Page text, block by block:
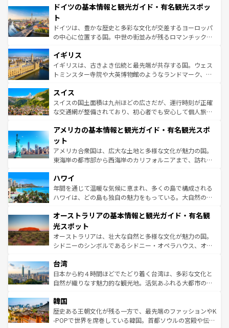
せる。地方によって風土や気候が異なるスペインはその個
ンテンツ一覧 を参照してほしい。
で、幅広い魅力が詰まっている。華麗な宮殿、歴史的な大
聖堂、美しいビーチ、そして豊かな自然が、訪れる者を心
から魅了する。また、フランスは美食の国としても知ら
れ、フランス料理はユネスコ無形文化遺産にも登録されて
香り高いラベンダー畑など、多彩な楽しみ方が可能だ。さ
らに、パリ以外の地域にも魅力が溢れており、どの街角に
も豊かな歴史と文化が息づいている。パリ以外の個性あふ
を参照してほしい。
ドイツの基本情報と観光ガイド・有名観光スポッ
ト
ドイツは、豊かな歴史と多彩な文化が交差するヨーロッパ
の中心に位置する国。中世の街並みが残るロマンチック街
顔を持つこの国は、どこを歩いても飽きることがない。ベ
ルリンの文化的活気、バイエルン州のアルプスの絶景、そ
してライン川沿いのワイン畑といった風景は必見。ビール
は、お酒好きな人にはぜひ体験してほしい。 なお、新着の
ドイツ情報はコンテンツ一覧を参照してほしい。
イギリス
イギリスは、古きよき伝統と最先端が共存する国。ウェス
トミンスター寺院や大英博物館のようなランドマーク、歴
リアごとに異なる魅力がある。また、優雅なアフタヌーン
ティー、ビール好きにはたまらない英国パブ、サッカー観
戦など、本場だからこそできる体験も豊富。イギリスを旅
ンツ一覧を参照してほしい。
スイス
スイスの国土面積は九州ほどの広さだが、運行時刻が正確
な交通網が整備されており、初心者でも安心して個人旅行
の建物がそのまま残る町や、スイスならではのユニークな
博物館もあり、アルプス観光だけでなく町歩きも満喫する
ことができる。国民の所得が高いため物価も高いが、旅行
者向けの交通パス提供のサービスもあり、うまく活用すれ
着のスイス情報は
アメリカの基本情報と観光ガイド・有名観光スポ
ット
アメリカ合衆国は、広大な土地と多様な文化が魅力の国。
東海岸の都市部から西海岸のカリフォルニアまで、訪れる
のような巨大都市は、観光、ショッピング、エンターテイ
ンメントが詰まった刺激的なスポットだ。一方、アメリカ
西部には大自然が広がり、グランドキャニオンやイエロー
部のニューオーリンズでは、音楽と美食が融合した独特の
文化が魅力。旅行者はアメリカの各地域で異なる魅力を楽
しみながら、その多様性と豊かな歴史を感じることができ
るだろう。車でのロードトリップや列車の旅も、アメリカ
情報は
ハワイ
年間を通じて温暖な気候に恵まれ、多くの島で構成される
ハワイは、どの島も独自の魅力をもっている。大自然の神
ワイ島は見逃せない。また、定番の観光地といえばオアフ
島だが、静かな自然を求めるならマウイ島やカウアイ島が
おすすめ。エメラルドグリーンに輝く海をはじめ、豊かな
文化や歴史が息づいている。「アロハスピリット」と呼ば
人々、おいしいローカルフードやハワイアンミュージッ
ク、伝統的なフラダンスなど、すべてがハワイの魅力を彩
っている。訪れるたびに新しい発見と感動が待っているハ
はコンテンツ一覧
オーストラリアの基本情報と観光ガイド・有名観
光スポット
オーストラリアは、壮大な自然と多様な文化が魅力の国。
シドニーのシンボルであるシドニー・オペラハウス、オー
リアリーフや大陸中央部にそびえるウルル（エアーズロッ
ク）、タスマニアの美しい原生林やケアンズの熱帯雨林な
ど、見どころがたくさん。また、カフェやワイン、オージ
いる。アクティビティも充実しており、サーフィンやダイ
ビング、ハイキングなど、アウトドア好きにはたまらな
い。オーストラリアの多彩な魅力を存分に味わいつくそ
台湾
日本から約４時間ほどでたどり着く台湾は、多彩な文化と
自然が織りなす魅力的な観光地。活気あふれる大都市の台
ン）、静ひつな山岳地帯である台湾東部など、都市の喧騒
と山間の静けさが共存しており、訪れる人に新しい発見と
驚きをもたらしてくれる。また、奥深い台湾の食文化も魅
韓国
歴史ある王朝文化が残る一方で、最先端のファッションやK
-POPで世界を席巻している韓国。首都ソウルの宮殿や伝統